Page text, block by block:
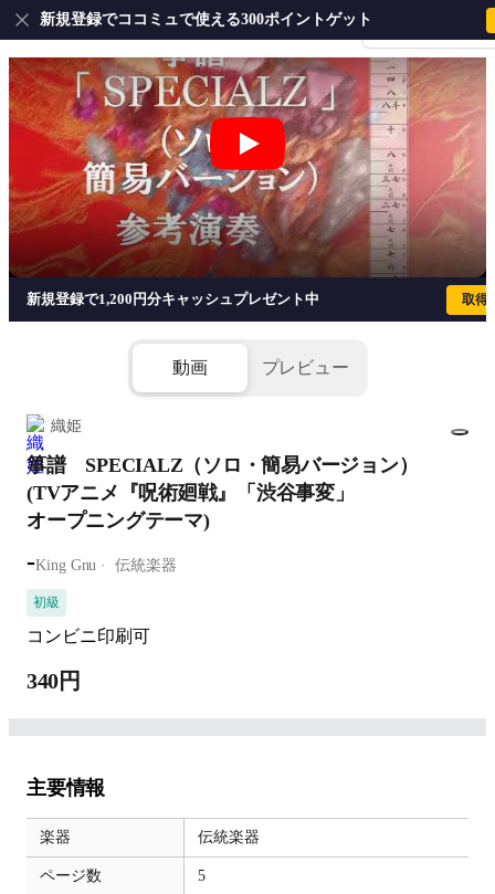
会員登録・ログイ
新規登録でココミュで使える300ポイントゲット
箏譜 SPECIALZ（ソロ・簡易バージ
添付ファイル(2個)
新規登録で1,200円分キャッシュプレゼント中 取得
動画 プレビュー
織姫
箏譜 SPECIALZ（ソロ・簡易バージョン）
(TVアニメ『呪術廻戦』「渋谷事変」
オープニングテーマ)
-King Gnu 伝統楽器
初級
コンビニ印刷可
340円
主要情報
楽器 伝統楽器
ページ数 5